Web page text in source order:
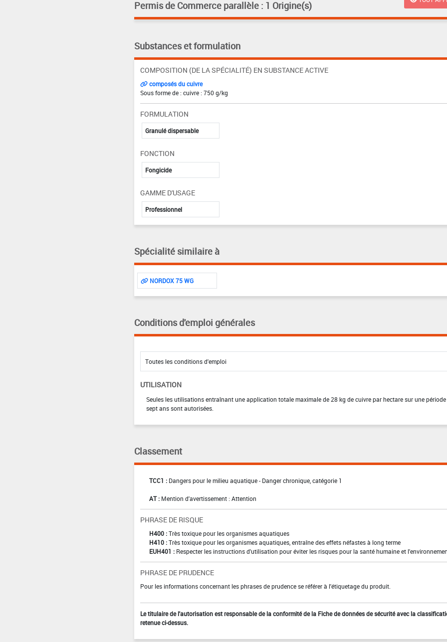
Permis de Commerce parallèle : 1 Origine(s)
Substances et formulation
COMPOSITION (DE LA SPÉCIALITÉ) EN SUBSTANCE ACTIVE
composés du cuivre
Sous forme de : cuivre : 750 g/kg
FORMULATION
Granulé dispersable
FONCTION
Fongicide
GAMME D'USAGE
Professionnel
Spécialité similaire à
NORDOX 75 WG
Conditions d'emploi générales
UTILISATION
Seules les utilisations entraînant une application totale maximale de 28 kg de cuivre par hectare sur une période
sept ans sont autorisées.
Classement
TCC1 : Dangers pour le milieu aquatique - Danger chronique, catégorie 1
AT : Mention d'avertissement : Attention
PHRASE DE RISQUE
H400 : Très toxique pour les organismes aquatiques
H410 : Très toxique pour les organismes aquatiques, entraîne des effets néfastes à long terme
EUH401 : Respecter les instructions d'utilisation pour éviter les risques pour la santé humaine et
PHRASE DE PRUDENCE
Pour les informations concernant les phrases de prudence se référer à l'étiquetage du produit.
Le titulaire de l'autorisation est responsable de la conformité de la Fiche de données de sécurité avec la
retenue ci-dessus.